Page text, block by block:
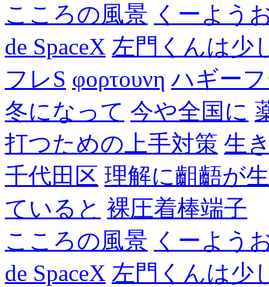
こころの風景 くーよう
de SpaceX 左門くんは少
フレS φορτουνη ハギー
冬になって 今や全国に
打つための上手対策 生
千代田区 理解に齟齬が
ていると 裸圧着棒端子
こころの風景 くーよう
de SpaceX 左門くんは少